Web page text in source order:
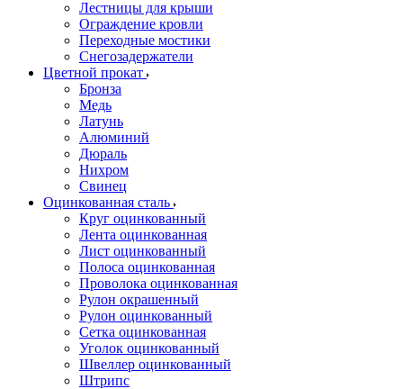
Лестницы для крыши
Ограждение кровли
Переходные мостики
Снегозадержатели
Цветной прокат
Бронза
Медь
Латунь
Алюминий
Дюраль
Нихром
Свинец
Оцинкованная сталь
Круг оцинкованный
Лента оцинкованная
Лист оцинкованный
Полоса оцинкованная
Проволока оцинкованная
Рулон окрашенный
Рулон оцинкованный
Сетка оцинкованная
Уголок оцинкованный
Швеллер оцинкованный
Штрипс